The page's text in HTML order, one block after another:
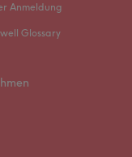
Anmeldung
Glossary